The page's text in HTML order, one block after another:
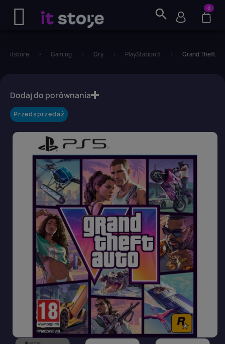
search 0
itstore Gaming Gry PlayStation 5 Grand Theft
Przedsprzedaż
Dodaj do porównania